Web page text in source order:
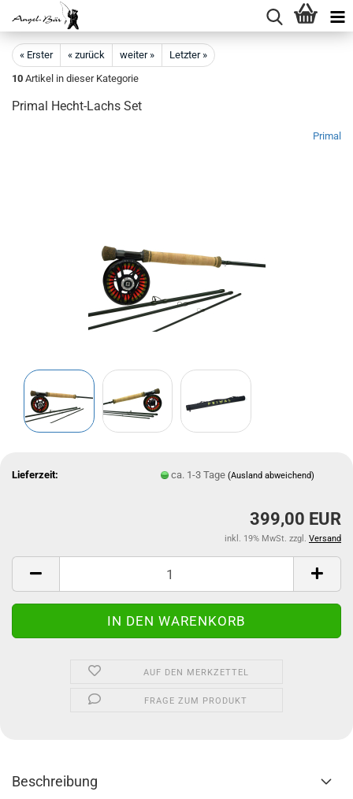
« Erster « zurück weiter »
Letzter »
10 Artikel in dieser Kategorie
Primal Hecht-Lachs Set
Primal
Lieferzeit: ca. 1-3 Tage(Ausland abweichend)
399,00 EUR
inkl. 19% MwSt. zzgl. Versand
AUF DEN MERKZETTEL
FRAGE ZUM PRODUKT
Beschreibung